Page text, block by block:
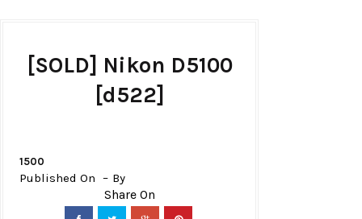
[SOLD] Nikon D5100
[d522]
1500
Published On By